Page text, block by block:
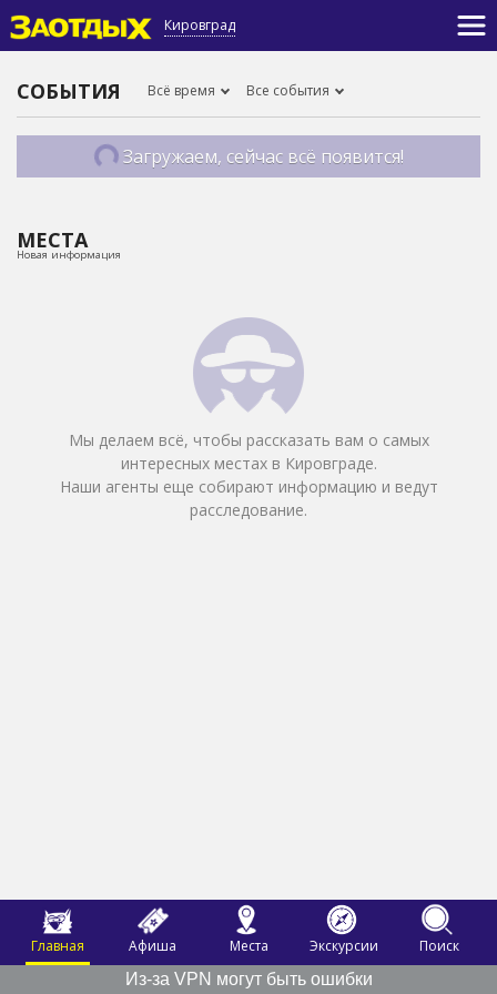
Кировград
Главная Афиша Места Экскурсии
Поиск
Из-за VPN могут быть ошибки
СОБЫТИЯ Всё время Все события
Загружаем, сейчас всё появится!
МЕСТА
Новая информация
Мы делаем всё, чтобы рассказать вам о самых
интересных местах в Кировграде.
Наши агенты еще собирают информацию и ведут
расследование.